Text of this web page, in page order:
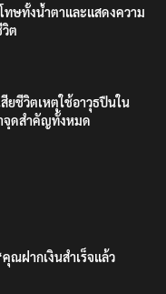
ทษทั้งน้ำตาและแสดงความ
ต
ยชีวิตเหตุใช้อาวุธปืนใน
าจุดสำคัญทั้งหมด
ณฝากเงินสำเร็จแล้ว